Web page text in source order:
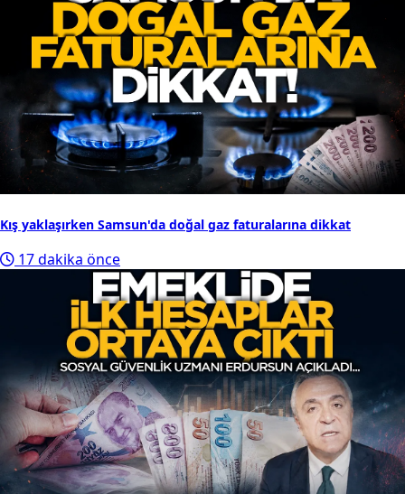
2
Eski Samsunsporlu yıldızın yuvaya dönüş hikayesi rafa